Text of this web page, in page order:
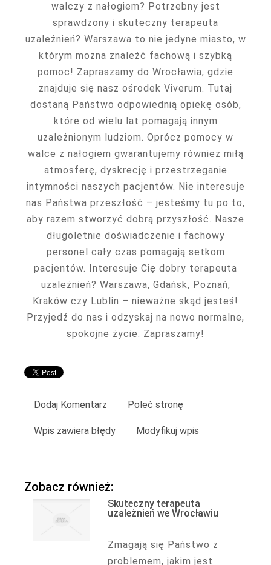
walczy z nałogiem? Potrzebny jest
sprawdzony i skuteczny terapeuta
uzależnień? Warszawa to nie jedyne miasto, w
którym można znaleźć fachową i szybką
pomoc! Zapraszamy do Wrocławia, gdzie
znajduje się nasz ośrodek Viverum. Tutaj
dostaną Państwo odpowiednią opiekę osób,
które od wielu lat pomagają innym
uzależnionym ludziom. Oprócz pomocy w
walce z nałogiem gwarantujemy również miłą
atmosferę, dyskrecję i przestrzeganie
intymności naszych pacjentów. Nie interesuje
nas Państwa przeszłość – jesteśmy tu po to,
aby razem stworzyć dobrą przyszłość. Nasze
długoletnie doświadczenie i fachowy
personel cały czas pomagają setkom
pacjentów. Interesuje Cię dobry terapeuta
uzależnień? Warszawa, Gdańsk, Poznań,
Kraków czy Lublin – nieważne skąd jesteś!
Przyjedź do nas i odzyskaj na nowo normalne,
spokojne życie. Zapraszamy!
Dodaj Komentarz Poleć stronę
Wpis zawiera błędy Modyfikuj wpis
Zobacz również:
Skuteczny terapeuta
uzależnień we Wrocławiu
Zmagają się Państwo z
problemem, jakim jest